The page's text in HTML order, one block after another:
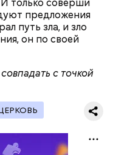
И только соверши
предложения
путь зла, и зло
он по своей
с точкой
нужно легко
зелень
масло.
рецептом